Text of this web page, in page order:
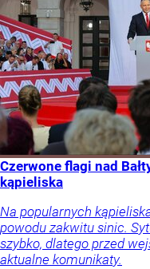
Czerwone flagi nad
kąpieliska
Na popularnych
powodu zakwitu sinic.
szybko, dlatego przed
aktualne komunikaty.